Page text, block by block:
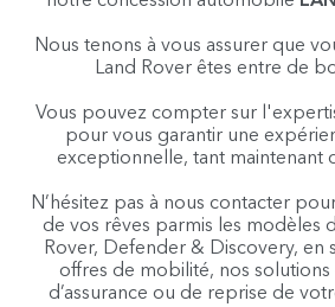
Nous tenons à vous assurer que
Land Rover êtes entre de
Vous pouvez compter sur
pour vous garantir une
exceptionnelle, tant maintenant
N’hésitez pas à nous contacter
de vos rêves parmis les modèles
Rover, Defender & Discovery, en
offres de mobilité, nos
d’assurance ou de reprise de